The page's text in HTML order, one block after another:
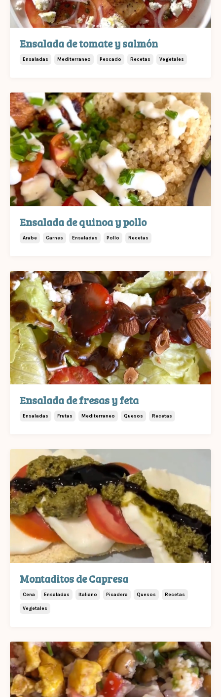
Ensalada de tomate y salmón
Ensaladas Mediterraneo Pescado Recetas Vegetales
Ensalada de quinoa y pollo
Arabe Carnes Ensaladas Pollo Recetas
Ensalada de fresas y feta
Ensaladas Frutas Mediterraneo Quesos Recetas
Montaditos de Capresa
Cena Ensaladas Italiano Picadera Quesos Recetas
Vegetales